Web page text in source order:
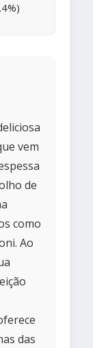
vem
de
como
Ao
das